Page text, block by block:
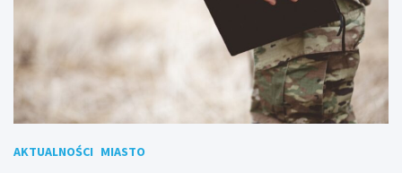
AKTUALNOŚCI MIASTO